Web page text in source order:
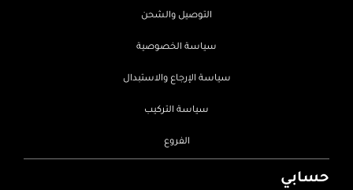
التوصيل والشحن
سياسة الخصوصية
سياسة الإرجاع والاستبدال
سياسة التركيب
الفروع
حسابي